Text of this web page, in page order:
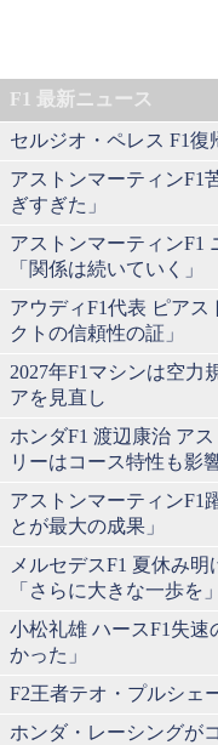
F1 最新ニュース
セルジオ・ペレス F1復
アストンマーティンF1
ぎすぎた」
アストンマーティンF1
「関係は続いていく」
アウディF1代表 ピア
クトの信頼性の証」
2027年F1マシンは空力
アを見直し
ホンダF1 渡辺康治 ア
リーはコース特性も影響
アストンマーティンF1
とが最大の成果」
メルセデスF1 夏休み
「さらに大きな一歩を」
小松礼雄 ハースF1失
かった」
F2王者テオ・プルシェ
ホンダ・レーシングが